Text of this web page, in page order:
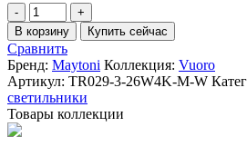
Количество
товара
Трековый светильник
Maytoni
Technical
Vuoro
TR029-
3-
В корзину Купить сейчас
Сравнить
Бренд: Maytoni Коллекция: Vuoro
Артикул: TR029-3-26W4K-M-W
светильники
Товары коллекции